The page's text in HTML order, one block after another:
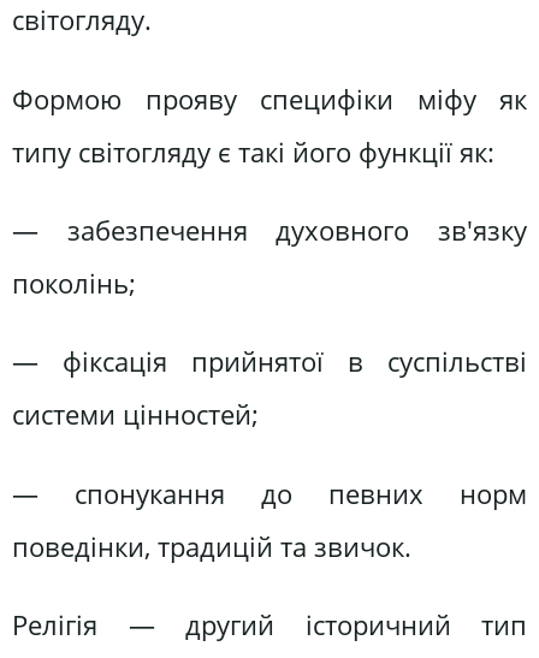
світогляду.
Формою прояву специфіки міфу як
типу світогляду є такі його функції як:
— забезпечення духовного зв'язку
поколінь;
— фіксація прийнятої в суспільстві
системи цінностей;
— спонукання до певних норм
поведінки, традицій та звичок.
Релігія — другий історичний тип